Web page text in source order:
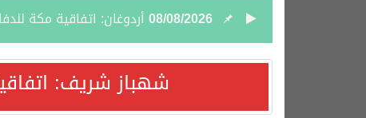
08/08/2026 أردوغان: اتفاقية مكة
08/08/2026سمو وزير الخارجية :
شهباز شريف: